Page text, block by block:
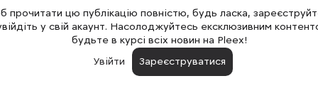
не думали і ніколи б добровільно не включались.
просто лавину шуму в свій мозок. Безглуздого,
Те, що вичавлює з вас всі сили повільно,
Після чого приходить відчуття порожнечі, депресії,
того, як швидко минає час, тривожності,
прочитати цю публікацію повністю, будь ласка,
у свій акаунт. Насолоджуйтесь ексклюзивним
будьте в курсі всіх новин на Pleex!
Увійти
Зареєструватися